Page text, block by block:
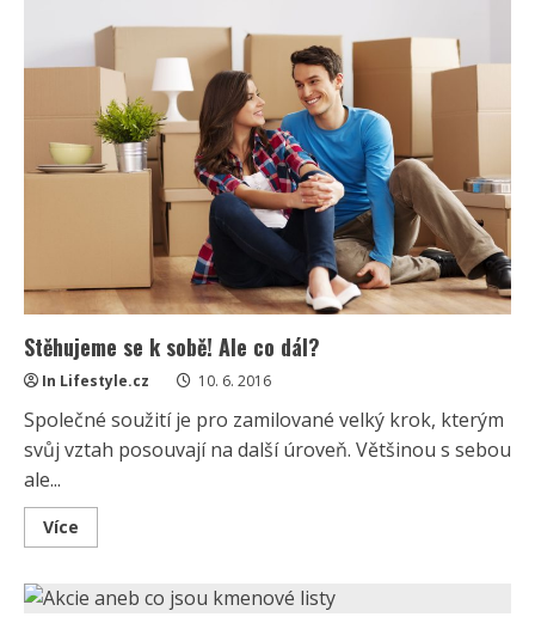
změně
nevyhnete,
chcete
ne!
Stěhujeme se k sobě! Ale co dál?
In Lifestyle.cz 10. 6. 2016
Společné soužití je pro zamilované velký krok, kterým
svůj vztah posouvají na další úroveň. Většinou s sebou
ale...
Více
more
se
k